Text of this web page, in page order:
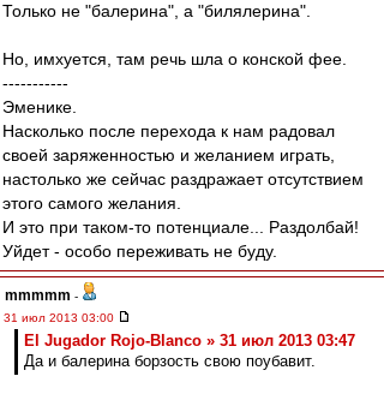
Только не "балерина", а "билялерина".
Но, имхуется, там речь шла о конской фее.
-----------
Эменике.
Насколько после перехода к нам радовал
своей заряженностью и желанием играть,
настолько же сейчас раздражает отсутствием
этого самого желания.
И это при таком-то потенциале... Раздолбай!
Уйдет - особо переживать не буду.
mmmmm -
31 июл 2013 03:00
El Jugador Rojo-Blanco » 31 июл 2013 03:47
Да и балерина борзость свою поубавит.